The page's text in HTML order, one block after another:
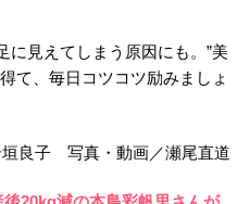
に見えてしまう原因にも。”美
て、毎日コツコツ励みましょ
垣良子 写真・動画／瀬尾直道